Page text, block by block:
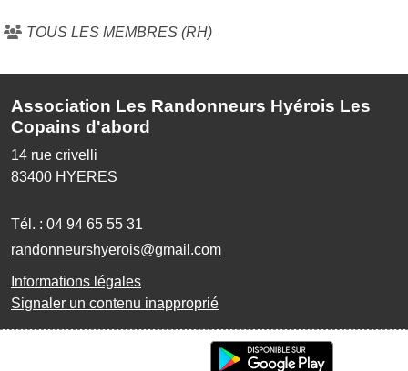
TOUS LES MEMBRES (RH)
Association Les Randonneurs Hyérois Les
Copains d'abord
14 rue crivelli
83400 HYERES
Tél. : 04 94 65 55 31
randonneurshyerois@gmail.com
Informations légales
Signaler un contenu inapproprié